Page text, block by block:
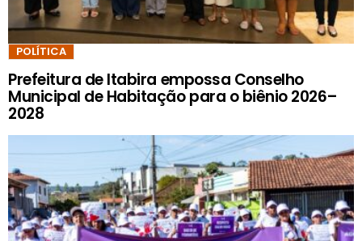
POLÍTICA
Prefeitura de Itabira empossa Conselho
Municipal de Habitação para o biênio 2026–
2028